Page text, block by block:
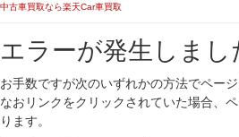
中古車買取なら楽天Car車買取
エラーが発生しまし
お手数ですが次のいずれかの方法でページ
なおリンクをクリックされていた場合、
ります。